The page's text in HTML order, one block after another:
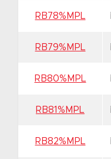
RB78%MPL
RB79%MPL
RB80%MPL
RB81%MPL
RB82%MPL